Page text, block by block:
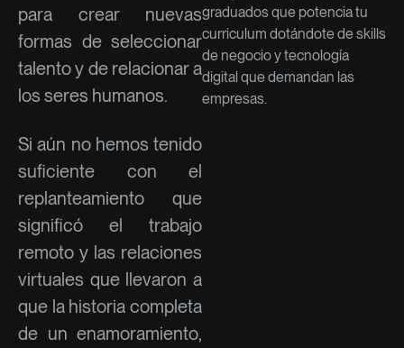
para crear nuevas
formas de seleccionar
talento y de relacionar a
los seres humanos.
Si aún no hemos tenido
suficiente con el
replanteamiento que
significó el trabajo
remoto y las relaciones
virtuales que llevaron a
que la historia completa
de un enamoramiento,
graduados que potencia tu
curriculum dotándote de skills
de negocio y tecnología
digital que demandan las
empresas.